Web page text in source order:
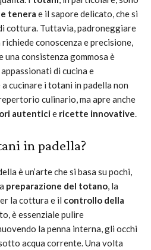
tenera e il sapore delicato, che si
cottura. Tuttavia, padroneggiare
conoscenza e precisione,
consistenza gommosa è
di cucina e
cucinare i totani in padella non
culinario, ma apre anche
autenticie ricette innovative.
in padella?
è un’arte che si basa su pochi,
preparazione del totano, la
la cottura e il controllo della
è essenziale pulire
la penna interna, gli occhi
acqua corrente. Una volta